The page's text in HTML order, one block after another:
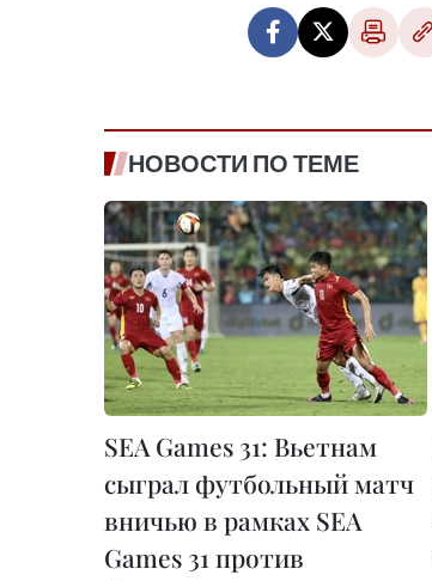
НОВОСТИ ПО ТЕМЕ
SEA Games 31: Вьетнам
сыграл футбольный матч
вничью в рамках SEA
Games 31 против